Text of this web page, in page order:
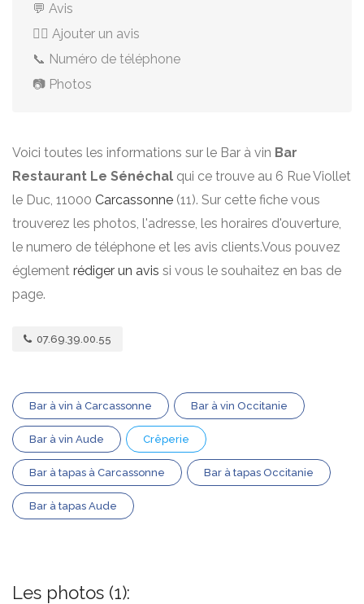
💬 Avis
✍🏻 Ajouter un avis
📞 Numéro de téléphone
📷 Photos
Voici toutes les informations sur le Bar à vin Bar
Restaurant Le Sénéchal qui ce trouve au 6 Rue Viollet
le Duc, 11000 Carcassonne (11). Sur cette fiche vous
trouverez les photos, l'adresse, les horaires d'ouverture,
le numero de téléphone et les avis clients.Vous pouvez
églement rédiger un avis si vous le souhaitez en bas de
page.
07.69.39.00.55
Bar à vin à Carcassonne Bar à vin Occitanie
Bar à vin Aude Crêperie
Bar à tapas à Carcassonne Bar à tapas Occitanie
Bar à tapas Aude
Les photos (1):